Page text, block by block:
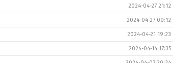
2024-04-27 21:12
2024-04-27 00:12
2024-04-21 19:23
2024-04-14 17:35